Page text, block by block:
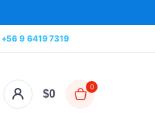
+56 9 6419 7319
$0
0